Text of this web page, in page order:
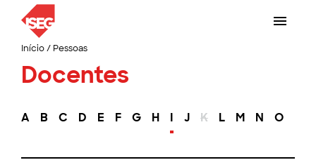
Início/ Pessoas
Docentes
A B C D E F G H I J K L M N O